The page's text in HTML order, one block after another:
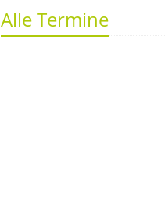
Alle Termine